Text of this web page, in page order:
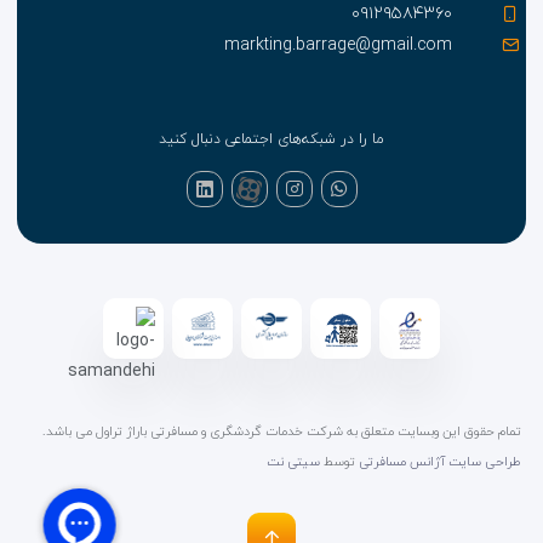
۰۹۱۲۹۵۸۴۳۶۰
markting.barrage@gmail.com
ما را در شبکه‌های اجتماعی دنبال کنید
تمام حقوق این وبسایت متعلق به شرکت خدمات گردشگری و مسافرتی باراژ تراول می باشد.
طراحی سایت آژانس مسافرتی توسط سیتی نت